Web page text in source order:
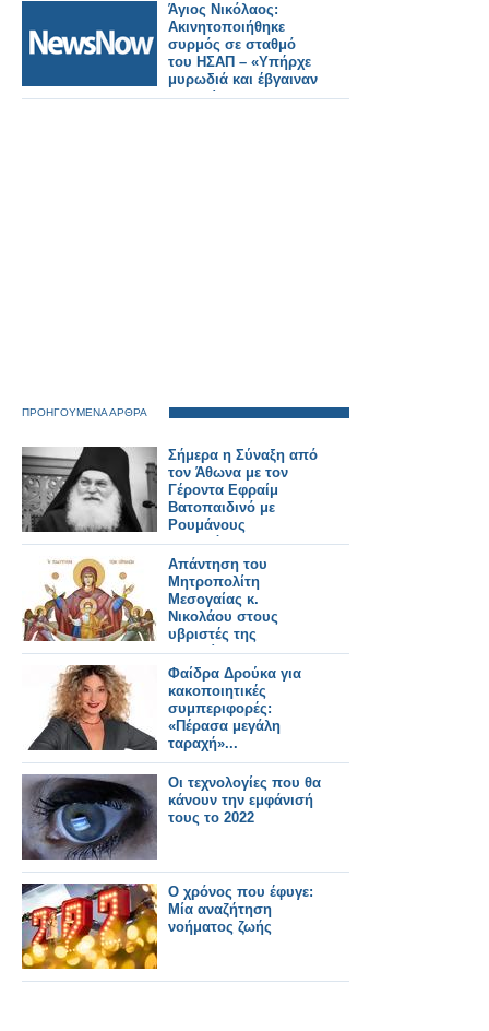
Άγιος Νικόλαος:
Ακινητοποιήθηκε
συρμός σε σταθμό
του ΗΣΑΠ – «Υπήρχε
μυρωδιά και έβγαιναν
καπνοί»
ΠΡΟΗΓΟΥΜΕΝΑ ΑΡΘΡΑ
Σήμερα η Σύναξη από
τον Άθωνα με τον
Γέροντα Εφραίμ
Βατοπαιδινό με
Ρουμάνους
Ψυχολόγους,
Ψυχιάτρους και
Νευρολόγους
Απάντηση του
Μητροπολίτη
Μεσογαίας κ.
Νικολάου στους
υβριστές της
Παναγίας
Φαίδρα Δρούκα για
κακοποιητικές
συμπεριφορές:
«Πέρασα μεγάλη
ταραχή»...
Οι τεχνολογίες που θα
κάνουν την εμφάνισή
τους το 2022
Ο χρόνος που έφυγε:
Μία αναζήτηση
νοήματος ζωής